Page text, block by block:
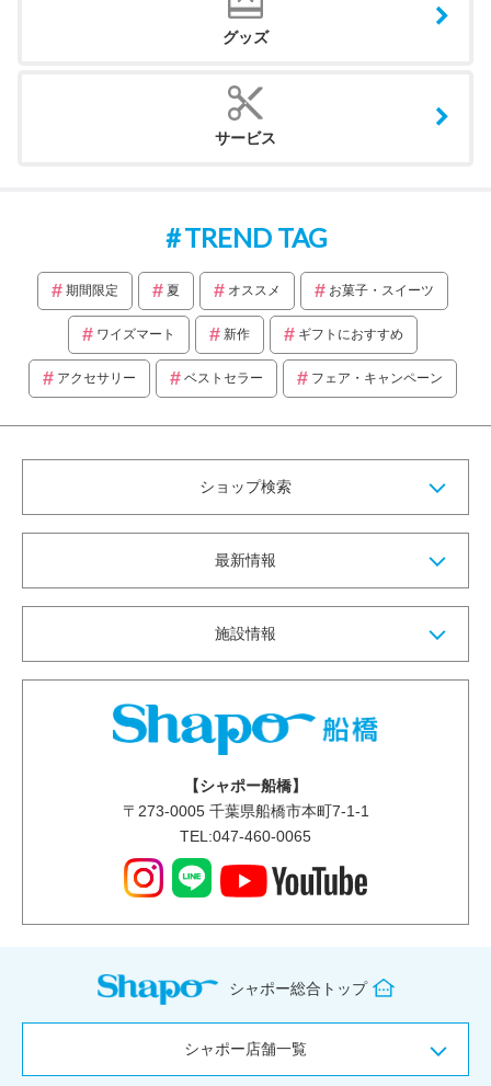
グッズ
サービス
TREND TAG
期間限定 夏 オススメ お菓子・スイーツ
ワイズマート 新作 ギフトにおすすめ
アクセサリー ベストセラー フェア・キャンペーン
ショップ検索
最新情報
施設情報
【シャポー船橋】
〒 273-0005千葉県船橋市本町7-1-1
TEL:047-460-0065
シャポー総合トップ
シャポー店舗一覧